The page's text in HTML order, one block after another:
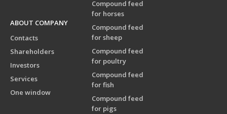
Compound feed
for horses
Compound feed
for sheep
Compound feed
for poultry
Compound feed
for fish
Compound feed
for pigs
ABOUT COMPANY
Contacts
Shareholders
Investors
Services
One window